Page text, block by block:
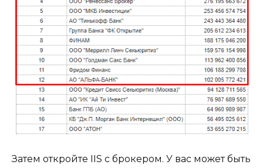
Затем откройте IIS с брокером. У вас может быть